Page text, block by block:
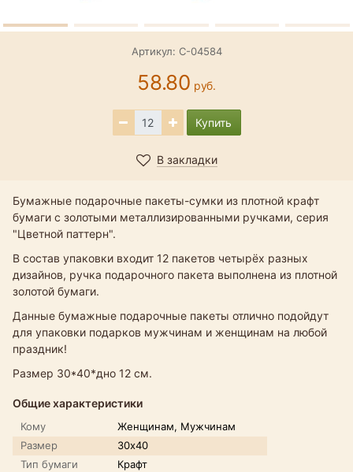
Артикул: С-04584
58.80 руб.
Купить
В закладки
Бумажные подарочные пакеты-сумки из плотной крафт
бумаги с золотыми металлизированными ручками, серия
"Цветной паттерн".
В состав упаковки входит 12 пакетов четырёх разных
дизайнов, ручка подарочного пакета выполнена из плотной
золотой бумаги.
Данные бумажные подарочные пакеты отлично подойдут
для упаковки подарков мужчинам и женщинам на любой
праздник!
Размер 30*40*дно 12 см.
Общие характеристики
Кому
Женщинам, Мужчинам
Размер
30х40
Тип бумаги
Крафт